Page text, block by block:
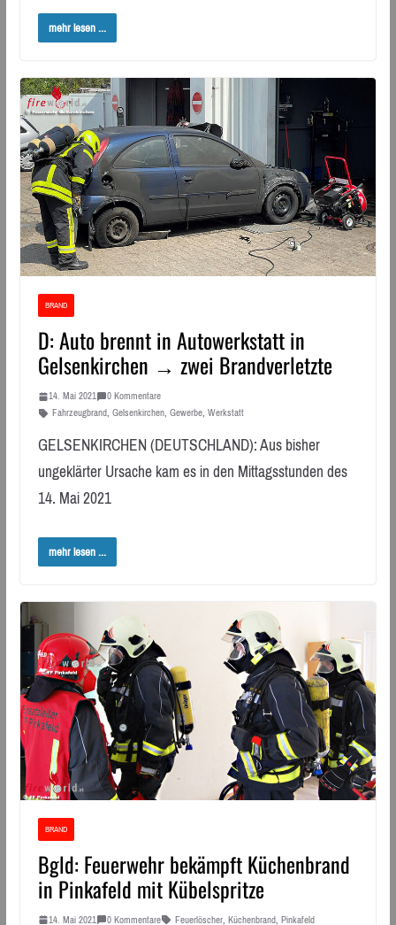
mehr lesen ...
BRAND
D: Auto brennt in Autowerkstatt in
Gelsenkirchen → zwei Brandverletzte
14. Mai 2021
0 Kommentare
Fahrzeugbrand, Gelsenkirchen, Gewerbe, Werkstatt
GELSENKIRCHEN (DEUTSCHLAND): Aus bisher
ungeklärter Ursache kam es in den Mittagsstunden des
14. Mai 2021
mehr lesen ...
BRAND
Bgld: Feuerwehr bekämpft Küchenbrand
in Pinkafeld mit Kübelspritze
14. Mai 2021 0 Kommentare Feuerlöscher, Küchenbrand, Pinkafeld